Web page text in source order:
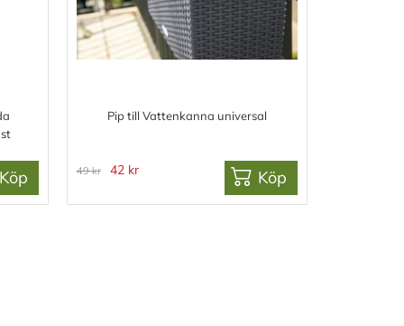
Pip till Vattenkanna universal
49 kr 42 kr Köp